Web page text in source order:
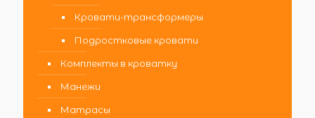
Кровати-трансформеры
Подростковые кровати
Комплекты в кроватку
Манежи
Матрасы